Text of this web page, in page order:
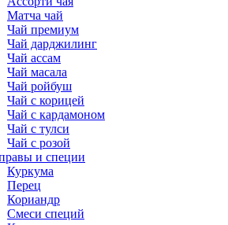
Матча чай
Чай премиум
Чай дарджилинг
Чай ассам
Чай масала
Чай ройбуш
Чай с корицей
Чай с кардамоном
Чай с тулси
Чай с розой
и специи
Куркума
Перец
Кориандр
Смеси специй